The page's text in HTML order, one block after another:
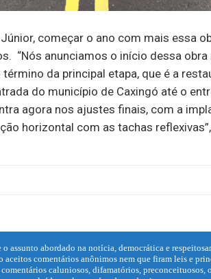
começar o ano com mais essa
“Nós anunciamos o início dessa obra
da principal etapa, que é a
do município de Caxingó até o
agora nos ajustes finais, com a
horizontal com as tachas
o assunto abordado na notícia, democrática e
aceitos comentários anônimos nem que firam leis e
caluniosos, difamatórios, preconceituosos,